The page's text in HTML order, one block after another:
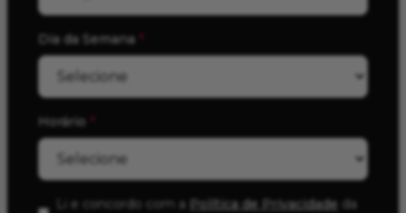
Dia da Semana *
Horário *
Li e concordo com a Política de Privacidade da